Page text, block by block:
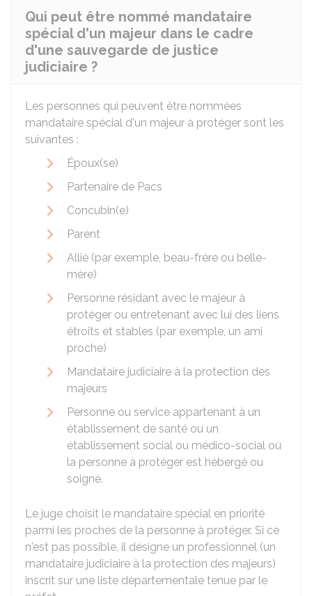
Qui peut être nommé mandataire
spécial d'un majeur dans le cadre
d'une sauvegarde de justice
judiciaire ?
Les personnes qui peuvent être nommées
mandataire spécial d'un majeur à protéger sont les
suivantes :
Époux(se)
Partenaire de Pacs
Concubin(e)
Parent
Allié (par exemple, beau-frère ou belle-
mère)
Personne résidant avec le majeur à
protéger ou entretenant avec lui des liens
étroits et stables (par exemple, un ami
proche)
Mandataire judiciaire à la protection des
majeurs
Personne ou service appartenant à un
établissement de santé ou un
établissement social ou médico-social où
la personne à protéger est hébergé ou
soigné.
Le juge choisit le mandataire spécial en priorité
parmi les proches de la personne à protéger. Si ce
n'est pas possible, il désigne un professionnel (un
mandataire judiciaire à la protection des majeurs)
inscrit sur une liste départementale tenue par le